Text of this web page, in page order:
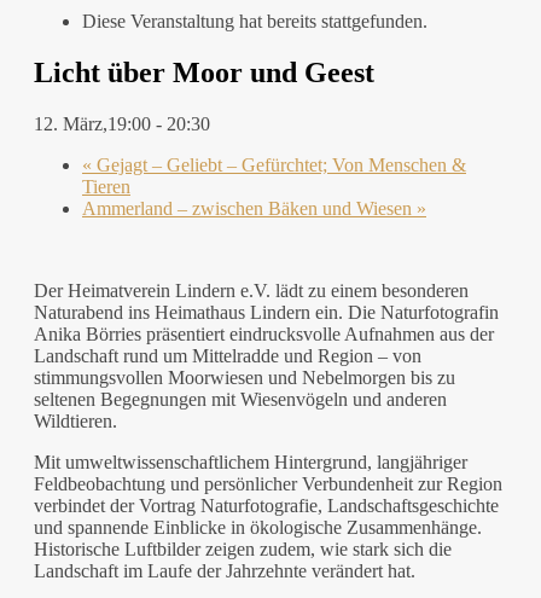
Diese Veranstaltung hat bereits stattgefunden.
Licht über Moor und Geest
12. März,19:00 - 20:30
« Gejagt – Geliebt – Gefürchtet; Von Menschen &
Tieren
Ammerland – zwischen Bäken und Wiesen »
DerHeimatverein Lindern e.V. lädt zu einem besonderen
Naturabend ins Heimathaus Lindern ein. Die Naturfotografin
Anika Börries präsentiert eindrucksvolle Aufnahmen aus der
Landschaft rund um Mittelradde und Region – von
stimmungsvollen Moorwiesen und Nebelmorgen bis zu
seltenen Begegnungen mit Wiesenvögeln und anderen
Wildtieren.
Mit umweltwissenschaftlichem Hintergrund, langjähriger
Feldbeobachtung und persönlicher Verbundenheit zur Region
verbindet der Vortrag Naturfotografie, Landschaftsgeschichte
und spannende Einblicke in ökologische Zusammenhänge.
Historische Luftbilder zeigen zudem, wie stark sich die
Landschaft im Laufe der Jahrzehnte verändert hat.